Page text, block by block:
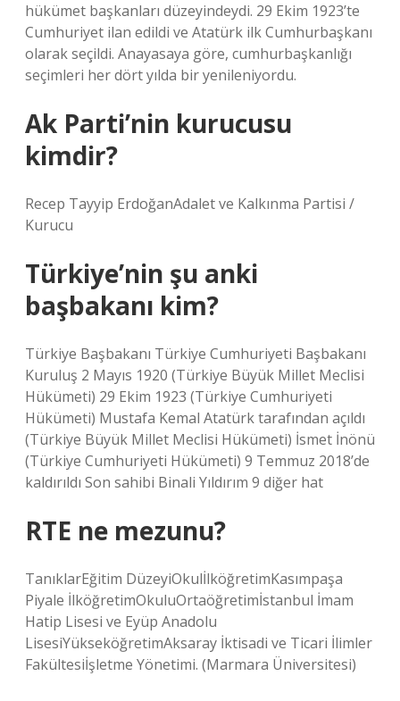
hükümet başkanları düzeyindeydi. 29 Ekim 1923’te
Cumhuriyet ilan edildi ve Atatürk ilk Cumhurbaşkanı
olarak seçildi. Anayasaya göre, cumhurbaşkanlığı
seçimleri her dört yılda bir yenileniyordu.
Ak Parti’nin kurucusu
kimdir?
Recep Tayyip ErdoğanAdalet ve Kalkınma Partisi /
Kurucu
Türkiye’nin şu anki
başbakanı kim?
Türkiye Başbakanı Türkiye Cumhuriyeti Başbakanı
Kuruluş 2 Mayıs 1920 (Türkiye Büyük Millet Meclisi
Hükümeti) 29 Ekim 1923 (Türkiye Cumhuriyeti
Hükümeti) Mustafa Kemal Atatürk tarafından açıldı
(Türkiye Büyük Millet Meclisi Hükümeti) İsmet İnönü
(Türkiye Cumhuriyeti Hükümeti) 9 Temmuz 2018’de
kaldırıldı Son sahibi Binali Yıldırım 9 diğer hat
RTE ne mezunu?
TanıklarEğitim DüzeyiOkulİlköğretimKasımpaşa
Piyale İlköğretimOkuluOrtaöğretimİstanbul İmam
Hatip Lisesi ve Eyüp Anadolu
LisesiYükseköğretimAksaray İktisadi ve Ticari İlimler
Fakültesiİşletme Yönetimi. (Marmara Üniversitesi)